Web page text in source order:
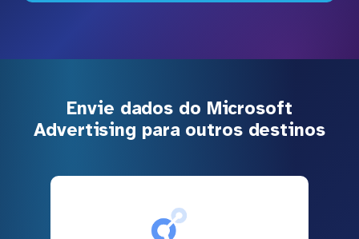
Envie dados do Microsoft
Advertising para outros destinos